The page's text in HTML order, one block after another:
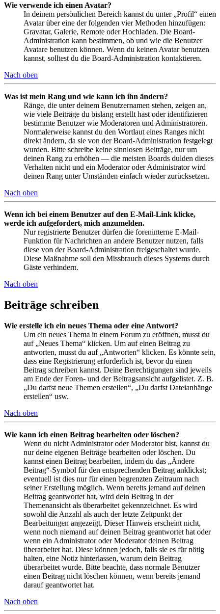
Wie verwende ich einen Avatar?
In deinem persönlichen Bereich kannst du unter „Profil“ einen
Avatar über eine der folgenden vier Methoden hinzufügen:
Gravatar, Galerie, Remote oder Hochladen. Die Board-
Administration kann bestimmen, ob und wie die Benutzer
Avatare benutzen können. Wenn du keinen Avatar benutzen
kannst, solltest du die Board-Administration kontaktieren.
Nach oben
Was ist mein Rang und wie kann ich ihn ändern?
Ränge, die unter deinem Benutzernamen stehen, zeigen an,
wie viele Beiträge du bislang erstellt hast oder identifizieren
bestimmte Benutzer wie Moderatoren und Administratoren.
Normalerweise kannst du den Wortlaut eines Ranges nicht
direkt ändern, da sie von der Board-Administration festgelegt
wurden. Bitte schreibe keine sinnlosen Beiträge, nur um
deinen Rang zu erhöhen — die meisten Boards dulden dieses
Verhalten nicht und ein Moderator oder Administrator wird
deinen Rang unter Umständen einfach wieder zurücksetzen.
Nach oben
Wenn ich bei einem Benutzer auf den E-Mail-Link klicke,
werde ich aufgefordert, mich anzumelden.
Nur registrierte Benutzer dürfen die foreninterne E-Mail-
Funktion für Nachrichten an andere Benutzer nutzen, falls
diese von der Board-Administration freigeschaltet wurde.
Diese Maßnahme soll den Missbrauch dieses Systems durch
Gäste verhindern.
Nach oben
Beiträge schreiben
Wie erstelle ich ein neues Thema oder eine Antwort?
Um ein neues Thema in einem Forum zu eröffnen, musst du
auf „Neues Thema“ klicken. Um auf einen Beitrag zu
antworten, musst du auf „Antworten“ klicken. Es könnte sein,
dass eine Registrierung erforderlich ist, bevor du einen
Beitrag schreiben kannst. Deine Berechtigungen sind jeweils
am Ende der Foren- und der Beitragsansicht aufgelistet. Z. B.
„Du darfst neue Themen erstellen“, „Du darfst Dateianhänge
erstellen“ usw.
Nach oben
Wie kann ich einen Beitrag bearbeiten oder löschen?
Wenn du nicht Administrator oder Moderator bist, kannst du
nur deine eigenen Beiträge bearbeiten oder löschen. Du
kannst einen Beitrag bearbeiten, indem du das „Ändere
Beitrag“-Symbol für den entsprechenden Beitrag anklickst;
eventuell ist dies nur für einen begrenzten Zeitraum nach
seiner Erstellung möglich. Wenn bereits jemand auf deinen
Beitrag geantwortet hat, wird dein Beitrag in der
Themenansicht als überarbeitet gekennzeichnet. Es wird
sowohl die Anzahl als auch der letzte Zeitpunkt der
Bearbeitungen angezeigt. Dieser Hinweis erscheint nicht,
wenn noch niemand auf deinen Beitrag geantwortet hat oder
wenn ein Administrator oder Moderator deinen Beitrag
überarbeitet hat. Diese können jedoch, falls sie es für nötig
halten, eine Notiz hinterlassen, warum dein Beitrag
überarbeitet wurde. Bitte beachte, dass normale Benutzer
einen Beitrag nicht löschen können, wenn bereits jemand
darauf geantwortet hat.
Nach oben